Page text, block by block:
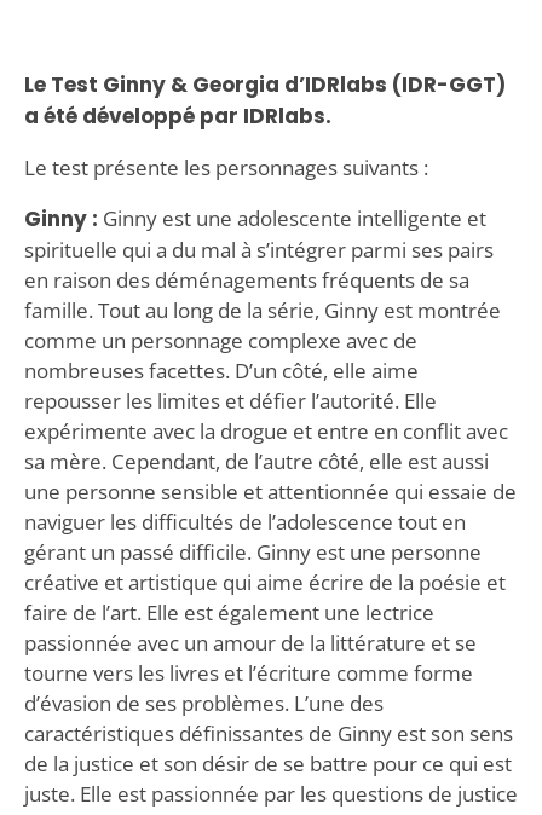
Le Test Ginny & Georgia d’IDRlabs (IDR-GGT)
a été développé par IDRlabs.
Le test présente les personnages suivants :
Ginny : Ginny est une adolescente intelligente et
spirituelle qui a du mal à s’intégrer parmi ses pairs
en raison des déménagements fréquents de sa
famille. Tout au long de la série, Ginny est montrée
comme un personnage complexe avec de
nombreuses facettes. D’un côté, elle aime
repousser les limites et défier l’autorité. Elle
expérimente avec la drogue et entre en conflit avec
sa mère. Cependant, de l’autre côté, elle est aussi
une personne sensible et attentionnée qui essaie de
naviguer les difficultés de l’adolescence tout en
gérant un passé difficile. Ginny est une personne
créative et artistique qui aime écrire de la poésie et
faire de l’art. Elle est également une lectrice
passionnée avec un amour de la littérature et se
tourne vers les livres et l’écriture comme forme
d’évasion de ses problèmes. L’une des
caractéristiques définissantes de Ginny est son sens
de la justice et son désir de se battre pour ce qui est
juste. Elle est passionnée par les questions de justice